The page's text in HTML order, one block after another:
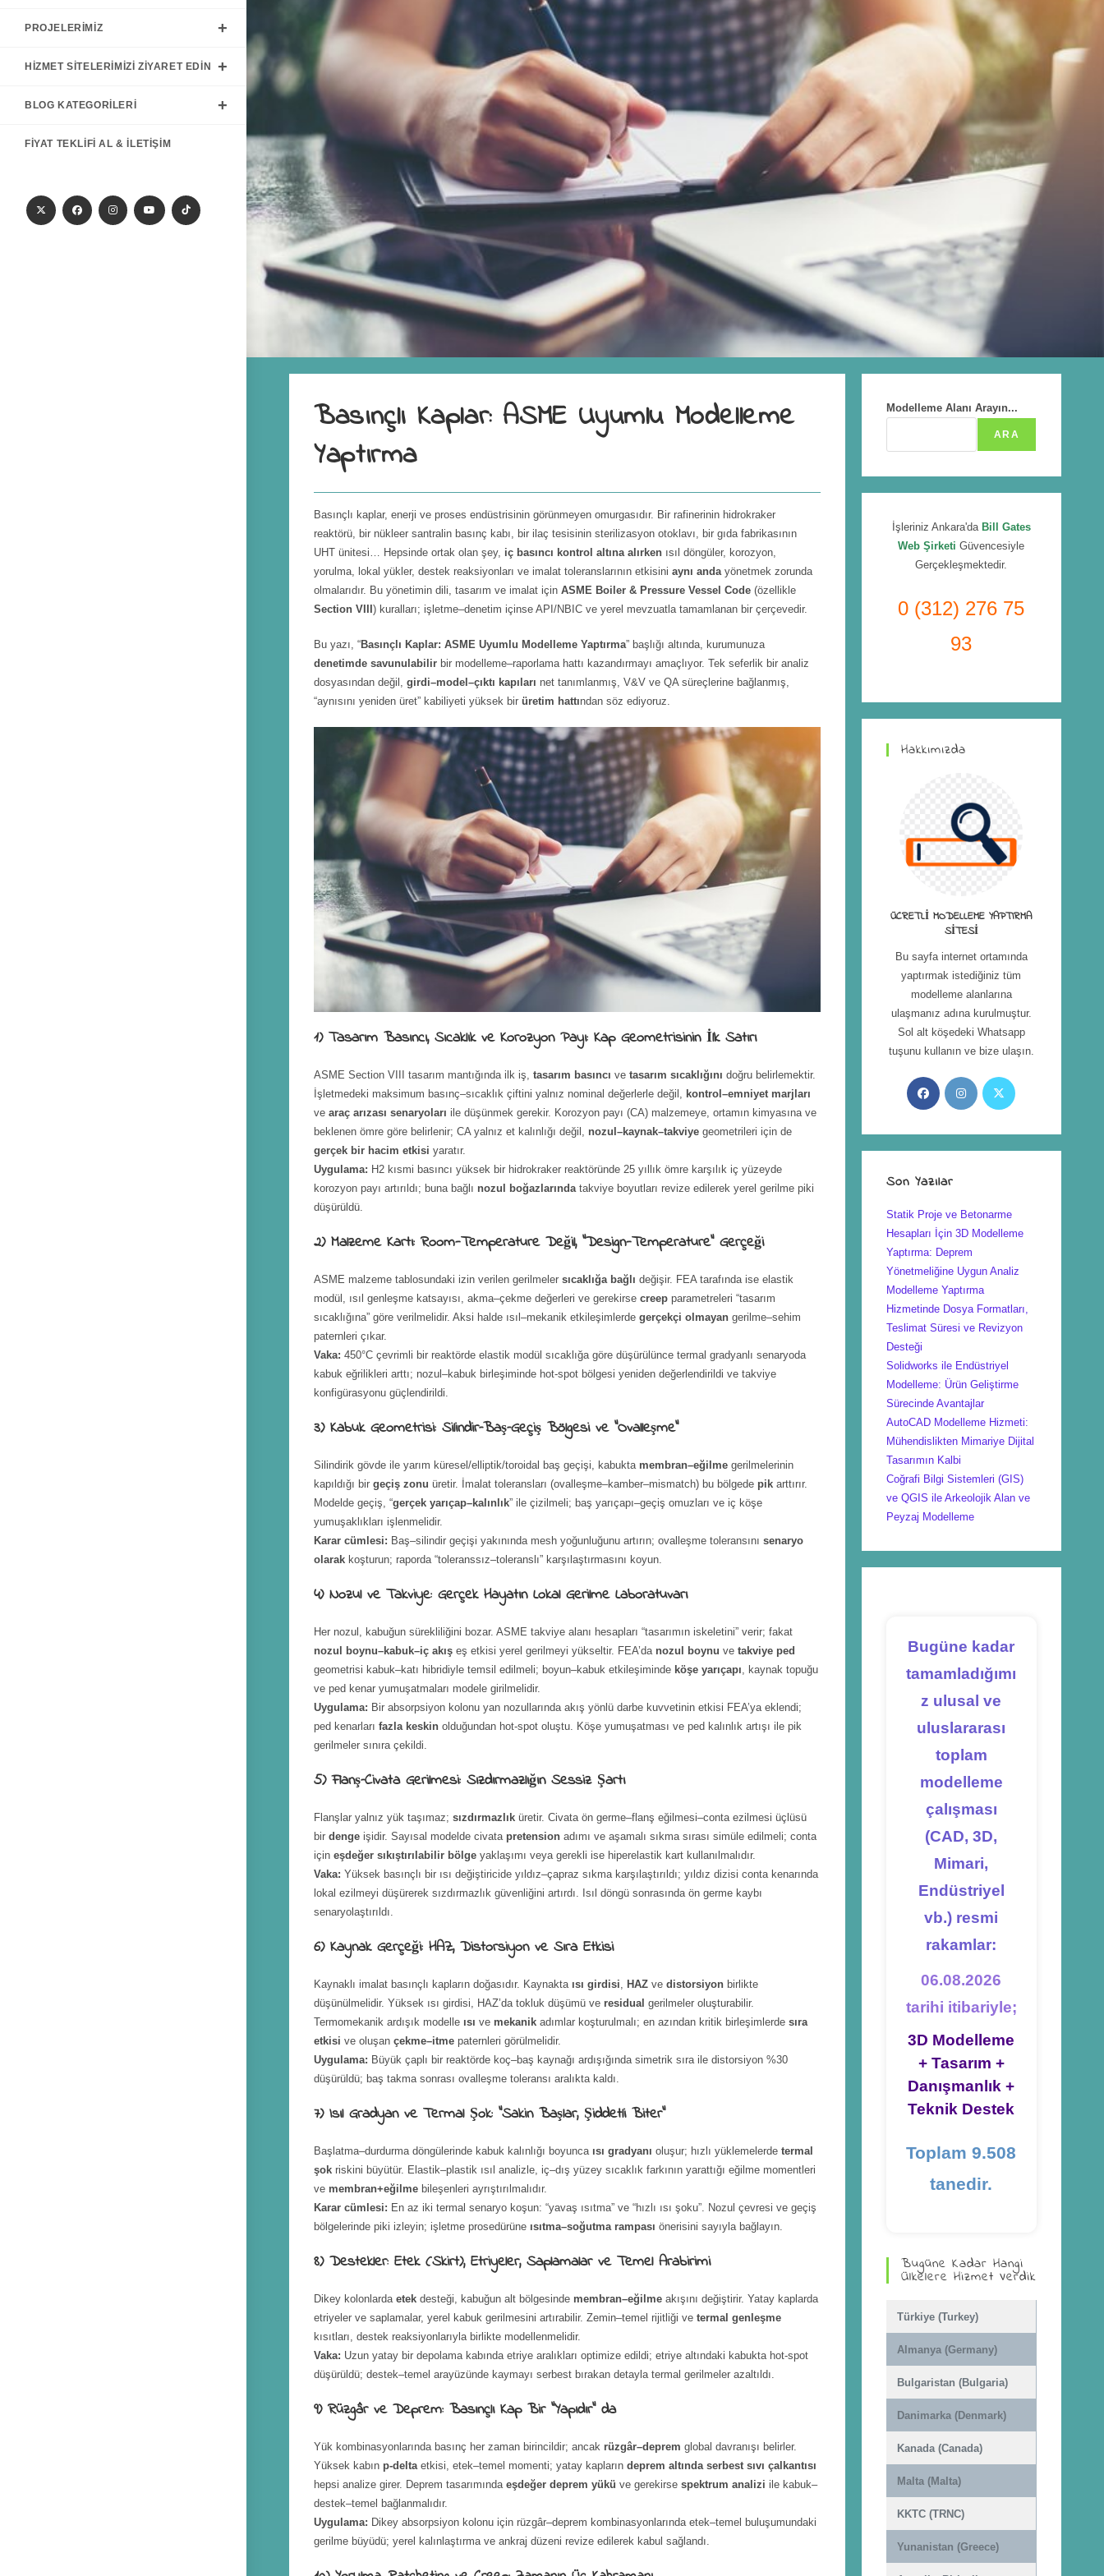
PROJELERIMIZ
HIZMET SITELERIMIZI ZIYARET EDIN
BLOG KATEGORILERI
FIYAT TEKLIFI AL & İLETIŞIM
Basınçlı Kaplar: ASME Uyumlu Modelleme
Yaptırma
Basınçlı kaplar, enerji ve proses endüstrisinin görünmeyen omurgasıdır. Bir rafinerinin hidrokraker
reaktörü, bir nükleer santralin basınç kabı, bir ilaç tesisinin sterilizasyon otoklavı, bir gıda fabrikasının
UHT ünitesi… Hepsinde ortak olan şey, iç basıncı kontrol altına alırken ısıl döngüler, korozyon,
yorulma, lokal yükler, destek reaksiyonları ve imalat toleranslarının etkisiniaynı andayönetmek zorunda
olmalarıdır. Bu yönetimin dili, tasarım ve imalat içinASME Boiler & Pressure Vessel Code (özellikle
Section VIII) kuralları; işletme–denetim içinse API/NBIC ve yerel mevzuatla tamamlanan bir çerçevedir.
Bu yazı, “Basınçlı Kaplar: ASME Uyumlu Modelleme Yaptırma” başlığı altında, kurumunuza
denetimde savunulabilir bir modelleme–raporlama hattı kazandırmayı amaçlıyor. Tek seferlik bir analiz
dosyasından değil,girdi–model–çıktı kapıları net tanımlanmış, V&V ve QA süreçlerine bağlanmış,
“aynısını yeniden üret” kabiliyeti yüksek birüretim hattından söz ediyoruz.
1) Tasarım Basıncı, Sıcaklık ve Korozyon Payı: Kap Geometrisinin İlk Satırı
ASME Section VIII tasarım mantığında ilk iş,tasarım basıncı vetasarım sıcaklığını doğru belirlemektir.
İşletmedeki maksimum basınç–sıcaklık çiftini yalnız nominal değerlerle değil, kontrol–emniyet marjları
vearaç arızası senaryoları ile düşünmek gerekir. Korozyon payı (CA) malzemeye, ortamın kimyasına ve
beklenen ömre göre belirlenir; CA yalnız et kalınlığı değil, nozul–kaynak–takviye geometrileri için de
gerçek bir hacim etkisi yaratır.
Uygulama: H2 kısmi basıncı yüksek bir hidrokraker reaktöründe 25 yıllık ömre karşılık iç yüzeyde
korozyon payı artırıldı; buna bağlı nozul boğazlarındatakviye boyutları revize edilerek yerel gerilme piki
düşürüldü.
2) Malzeme Kartı: Room-Temperature Değil, “Design-Temperature” Gerçeği
ASME malzeme tablosundaki izin verilen gerilmelersıcaklığa bağlı değişir. FEA tarafında ise elastik
modül, ısıl genleşme katsayısı, akma–çekme değerleri ve gerekirsecreep parametreleri “tasarım
sıcaklığına” göre verilmelidir. Aksi halde ısıl–mekanik etkileşimlerdegerçekçi olmayan gerilme–sehim
paternleri çıkar.
Vaka: 450°C çevrimli bir reaktörde elastik modül sıcaklığa göre düşürülünce termal gradyanlı senaryoda
kabuk eğrilikleri arttı; nozul–kabuk birleşiminde hot-spot bölgesi yeniden değerlendirildi ve takviye
konfigürasyonu güçlendirildi.
3) Kabuk Geometrisi: Silindir–Baş–Geçiş Bölgesi ve “Ovalleşme”
Silindirik gövde ile yarım küresel/elliptik/toroidal baş geçişi, kabukta membran–eğilme gerilmelerinin
kapıldığı birgeçiş zonu üretir. İmalat toleransları (ovalleşme–kamber–mismatch) bu bölgede pik arttırır.
Modelde geçiş, “gerçek yarıçap–kalınlık” ile çizilmeli; baş yarıçapı–geçiş omuzları ve iç köşe
yumuşaklıkları işlenmelidir.
Karar cümlesi: Baş–silindir geçişi yakınında mesh yoğunluğunu artırın; ovalleşme toleransınısenaryo
olarak koşturun; raporda “toleranssız–toleranslı” karşılaştırmasını koyun.
4) Nozul ve Takviye: Gerçek Hayatın Lokal Gerilme Laboratuvarı
Her nozul, kabuğun sürekliliğini bozar. ASME takviye alanı hesapları “tasarımın iskeletini” verir; fakat
nozul boynu–kabuk–iç akış eş etkisi yerel gerilmeyi yükseltir. FEA’da nozul boynu vetakviye ped
geometrisi kabuk–katı hibridiyle temsil edilmeli; boyun–kabuk etkileşiminde köşe yarıçapı, kaynak topuğu
ve ped kenar yumuşatmaları modele girilmelidir.
Uygulama: Bir absorpsiyon kolonu yan nozullarında akış yönlü darbe kuvvetinin etkisi FEA’ya eklendi;
ped kenarlarıfazla keskin olduğundan hot-spot oluştu. Köşe yumuşatması ve ped kalınlık artışı ile pik
gerilmeler sınıra çekildi.
5) Flanş–Civata Gerilmesi: Sızdırmazlığın Sessiz Şartı
Flanşlar yalnız yük taşımaz;sızdırmazlık üretir. Civata ön germe–flanş eğilmesi–conta ezilmesi üçlüsü
birdenge işidir. Sayısal modelde civata pretension adımı ve aşamalı sıkma sırası simüle edilmeli; conta
içineşdeğer sıkıştırılabilir bölge yaklaşımı veya gerekli ise hiperelastik kart kullanılmalıdır.
Vaka: Yüksek basınçlı bir ısı değiştiricide yıldız–çapraz sıkma karşılaştırıldı; yıldız dizisi conta kenarında
lokal ezilmeyi düşürerek sızdırmazlık güvenliğini artırdı. Isıl döngü sonrasında ön germe kaybı
senaryolaştırıldı.
6) Kaynak Gerçeği: HAZ, Distorsiyon ve Sıra Etkisi
Kaynaklı imalat basınçlı kapların doğasıdır. Kaynakta ısı girdisi, HAZ vedistorsiyon birlikte
düşünülmelidir. Yüksek ısı girdisi, HAZ’da tokluk düşümü ve residual gerilmeler oluşturabilir.
Termomekanik ardışık modelle ısı ve mekanik adımlar koşturulmalı; en azından kritik birleşimlerdesıra
etkisi ve oluşançekme–itme paternleri görülmelidir.
Uygulama: Büyük çaplı bir reaktörde koç–baş kaynağı ardışığında simetrik sıra ile distorsiyon %30
düşürüldü; baş takma sonrası ovalleşme toleransı aralıkta kaldı.
7) Isıl Gradyan ve Termal Şok: “Sakin Başlar, Şiddetli Biter”
Başlatma–durdurma döngülerinde kabuk kalınlığı boyunca ısı gradyanı oluşur; hızlı yüklemelerdetermal
şok riskini büyütür. Elastik–plastik ısıl analizle, iç–dış yüzey sıcaklık farkının yarattığı eğilme momentleri
ve membran+eğilme bileşenleri ayrıştırılmalıdır.
Karar cümlesi: En az iki termal senaryo koşun: “yavaş ısıtma” ve “hızlı ısı şoku”. Nozul çevresi ve geçiş
bölgelerinde piki izleyin; işletme prosedürüne ısıtma–soğutma rampası önerisini sayıyla bağlayın.
8) Destekler: Etek (Skirt), Etriyeler, Saplamalar ve Temel Arabirimi
Dikey kolonlardaetek desteği, kabuğun alt bölgesinde membran–eğilme akışını değiştirir. Yatay kaplarda
etriyeler ve saplamalar, yerel kabuk gerilmesini artırabilir. Zemin–temel rijitliği vetermal genleşme
kısıtları, destek reaksiyonlarıyla birlikte modellenmelidir.
Vaka: Uzun yatay bir depolama kabında etriye aralıkları optimize edildi; etriye altındaki kabukta hot-spot
düşürüldü; destek–temel arayüzünde kaymayı serbest bırakan detayla termal gerilmeler azaltıldı.
9) Rüzgâr ve Deprem: Basınçlı Kap Bir “Yapıdır” da
Yük kombinasyonlarında basınç her zaman birincildir; ancak rüzgâr–deprem global davranışı belirler.
Yüksek kabın p-deltaetkisi, etek–temel momenti; yatay kaplarındeprem altında serbest sıvı çalkantısı
hepsi analize girer. Deprem tasarımındaeşdeğer deprem yükü ve gerekirsespektrum analizi ile kabuk–
destek–temel bağlanmalıdır.
Uygulama: Dikey absorpsiyon kolonu için rüzgâr–deprem kombinasyonlarında etek–temel buluşumundaki
gerilme büyüdü; yerel kalınlaştırma ve ankraj düzeni revize edilerek kabul sağlandı.
Modelleme Alanı Arayın...
ARA
İşleriniz Ankara'da Bill Gates
Web ŞirketiGüvencesiyle
Gerçekleşmektedir.
0 (312) 276 75
93
Hakkımızda
ÜCRETLI MODELLEME YAPTIRMA
SITESI
Bu sayfa internet ortamında
yaptırmak istediğiniz tüm
modelleme alanlarına
ulaşmanız adına kurulmuştur.
Sol alt köşedeki Whatsapp
tuşunu kullanın ve bize ulaşın.
Son Yazılar
Statik Proje ve Betonarme
Hesapları İçin 3D Modelleme
Yaptırma: Deprem
Yönetmeliğine Uygun Analiz
Modelleme Yaptırma
Hizmetinde Dosya Formatları,
Teslimat Süresi ve Revizyon
Desteği
Solidworks ile Endüstriyel
Modelleme: Ürün Geliştirme
Sürecinde Avantajlar
AutoCAD Modelleme Hizmeti:
Mühendislikten Mimariye Dijital
Tasarımın Kalbi
Coğrafi Bilgi Sistemleri (GIS)
ve QGIS ile Arkeolojik Alan ve
Peyzaj Modelleme
Bugüne kadar
tamamladığımı
z ulusal ve
uluslararası
toplam
modelleme
çalışması
(CAD, 3D,
Mimari,
Endüstriyel
vb.) resmi
rakamlar:
06.08.2026
tarihi itibariyle;
3D Modelleme
+ Tasarım +
Danışmanlık +
Teknik Destek
Toplam 9.508
tanedir.
Bugüne Kadar Hangi
Ülkelere Hizmet Verdik
Türkiye (Turkey)
Almanya (Germany)
Bulgaristan (Bulgaria)
Danimarka (Denmark)
Kanada (Canada)
Malta (Malta)
KKTC (TRNC)
Yunanistan (Greece)